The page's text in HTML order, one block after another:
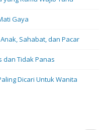
Gaya
Sahabat, dan Pacar
dan Tidak Panas
Dicari Untuk Wanita